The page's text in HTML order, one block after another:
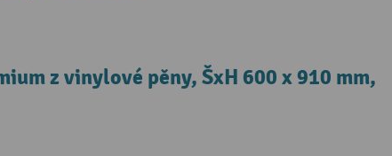
z vinylové pěny, ŠxH 600 x 910 mm,